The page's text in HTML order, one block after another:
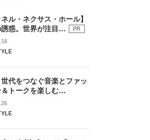
ネル・ネクサス・ホール】
誘惑。世界が注目…
PR
代をつなぐ音楽とファッ
＆トークを楽しむ…